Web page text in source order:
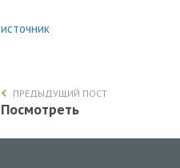
источник
ПРЕДЫДУЩИЙ ПОСТ
Посмотреть